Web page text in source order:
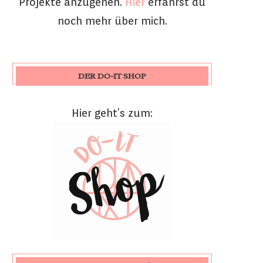
noch mehr über mich.
DER DO-IT SHOP
Hier geht’s zum: